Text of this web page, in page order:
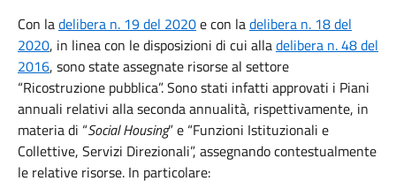
Con ladelibera n. 19 del 2020e con ladelibera n. 18 del
2020, in linea con le disposizioni di cui alladelibera n. 48 del
2016, sono state assegnate risorse al settore
“Ricostruzione pubblica”. Sono stati infatti approvati i Piani
annuali relativi alla seconda annualità, rispettivamente, in
materia di “Social Housing” e “Funzioni Istituzionali e
Collettive, Servizi Direzionali”, assegnando contestualmente
le relative risorse. In particolare: